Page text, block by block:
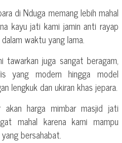
di Nduga memang lebih mahal
kayu jati kami jamin anti rayap
waktu yang lama.
tawarkan juga sangat beragam,
yang modern hingga model
lengkuk dan ukiran khas jepara.
harga mimbar masjid jati
mahal karena kami mampu
bersahabat.